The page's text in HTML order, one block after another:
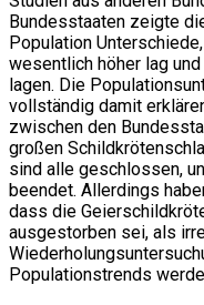
Bundesstaaten zeigte
Population
wesentlich höher lag
lagen. Die
vollständig damit
zwischen den
großen
sind alle geschlossen,
beendet. Allerdings
dass die
ausgestorben sei, als
Populationstrends